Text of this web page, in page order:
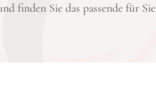
finden Sie das passende für Sie